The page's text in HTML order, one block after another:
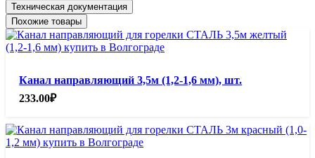
Техническая документация
Похожие товары
Канал направляющий 3,5м (1,2-1,6 мм), шт.
233.00₽